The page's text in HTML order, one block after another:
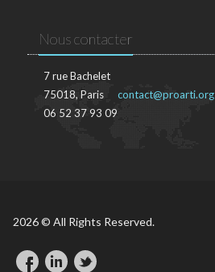
Nous contacter
7 rue Bachelet
75018, Paris
06 52 37 93 09
contact@proarti.org
2026 © All Rights Reserved.